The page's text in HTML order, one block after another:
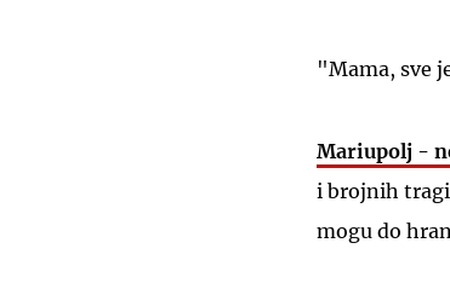
"Mama, sve
Mariupolj -
i brojnih
mogu do